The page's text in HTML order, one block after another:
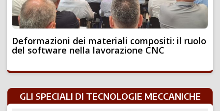
Deformazioni dei materiali compositi: il ruolo
del software nella lavorazione CNC
GLI SPECIALI DI TECNOLOGIE MECCANICHE